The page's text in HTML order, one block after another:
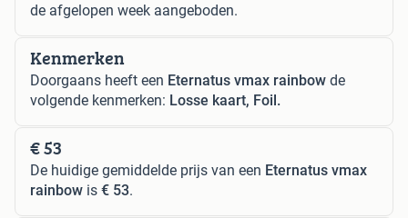
de afgelopen week aangeboden.
Kenmerken
Doorgaans heeft een Eternatus vmax rainbow de
volgende kenmerken: Losse kaart, Foil.
€ 53
De huidige gemiddelde prijs van een Eternatus vmax
rainbow is € 53.